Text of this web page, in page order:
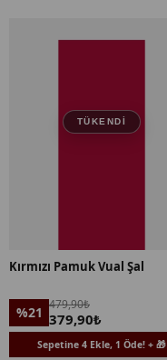
TÜKENDI
Kırmızı Pamuk Vual Şal
%21 479,90₺
379,90₺
Sepetine 4 Ekle, 1 Öde! + 🎁